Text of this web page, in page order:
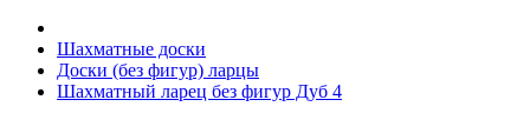
Шахматные доски
Доски (без фигур) ларцы
Шахматный ларец без фигур Дуб 4